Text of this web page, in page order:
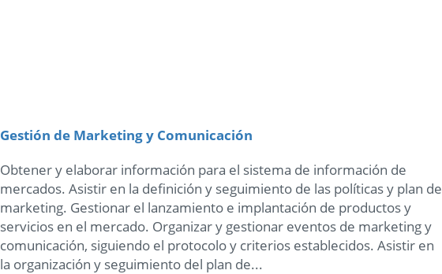
Gestión de Marketing y Comunicación
Obtener y elaborar información para el sistema de información de
mercados. Asistir en la definición y seguimiento de las políticas y plan de
marketing. Gestionar el lanzamiento e implantación de productos y
servicios en el mercado. Organizar y gestionar eventos de marketing y
comunicación, siguiendo el protocolo y criterios establecidos. Asistir en
la organización y seguimiento del plan de...